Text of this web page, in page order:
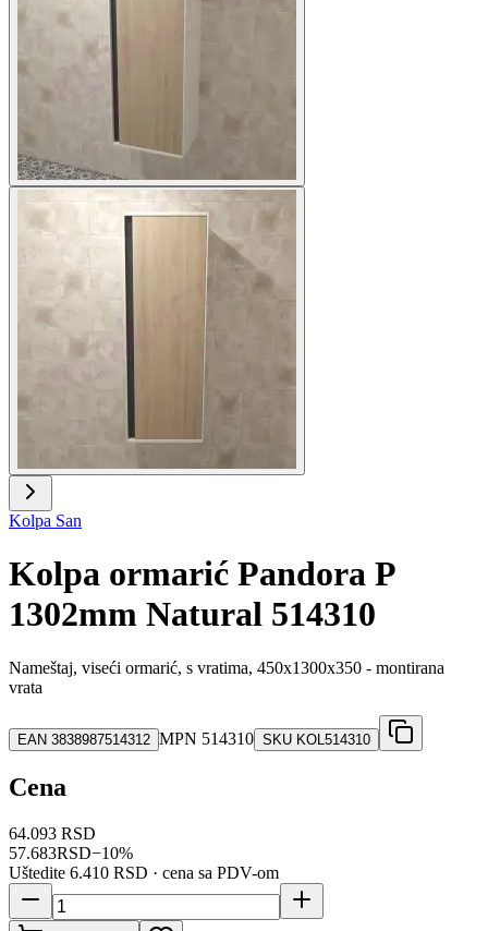
Kolpa San
Kolpa ormarić Pandora P
1302mm Natural 514310
Nameštaj, viseći ormarić, s vratima, 450x1300x350 - montirana
vrata
EAN 3838987514312 MPN 514310 SKU KOL514310
Cena
64.093 RSD
57.683RSD−10%
Uštedite 6.410 RSD · cena sa PDV-om